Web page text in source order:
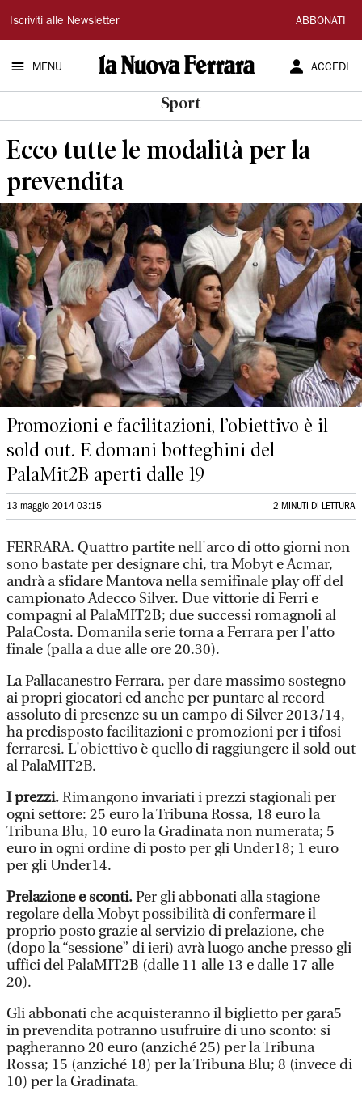
La
Nuova
Ferrara
Iscriviti alle Newsletter ABBONATI
MENU ACCEDI
Sport
Ecco tutte le modalità per la
prevendita
Promozioni e facilitazioni, l’obiettivo è il
sold out. E domani botteghini del
PalaMit2B aperti dalle 19
13 maggio 2014 03:15 2 MINUTI DI LETTURA
FERRARA. Quattro partite nell'arco di otto giorni non
sono bastate per designare chi, tra Mobyt e Acmar,
andrà a sfidare Mantova nella semifinale play off del
campionato Adecco Silver. Due vittorie di Ferri e
compagni al PalaMIT2B; due successi romagnoli al
PalaCosta. Domanila serie torna a Ferrara per l'atto
finale (palla a due alle ore 20.30).
La Pallacanestro Ferrara, per dare massimo sostegno
ai propri giocatori ed anche per puntare al record
assoluto di presenze su un campo di Silver 2013/14,
ha predisposto facilitazioni e promozioni per i tifosi
ferraresi. L'obiettivo è quello di raggiungere il sold out
al PalaMIT2B.
I prezzi.Rimangono invariati i prezzi stagionali per
ogni settore: 25 euro la Tribuna Rossa, 18 euro la
Tribuna Blu, 10 euro la Gradinata non numerata; 5
euro in ogni ordine di posto per gli Under18; 1 euro
per gli Under14.
Prelazione e sconti.Per gli abbonati alla stagione
regolare della Mobyt possibilità di confermare il
proprio posto grazie al servizio di prelazione, che
(dopo la “sessione” di ieri) avrà luogo anche presso gli
uffici del PalaMIT2B (dalle 11 alle 13 e dalle 17 alle
20).
Gli abbonati che acquisteranno il biglietto per gara5
in prevendita potranno usufruire di uno sconto: si
pagheranno 20 euro (anziché 25) per la Tribuna
Rossa; 15 (anziché 18) per la Tribuna Blu; 8 (invece di
10) per la Gradinata.